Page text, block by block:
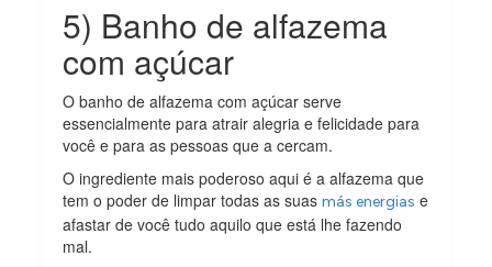
5) Banho de alfazema
com açúcar
O banho de alfazema com açúcar serve
essencialmente para atrair alegria e felicidade para
você e para as pessoas que a cercam.
O ingrediente mais poderoso aqui é a alfazema que
tem o poder de limpar todas as suasmás energias e
afastar de você tudo aquilo que está lhe fazendo
mal.